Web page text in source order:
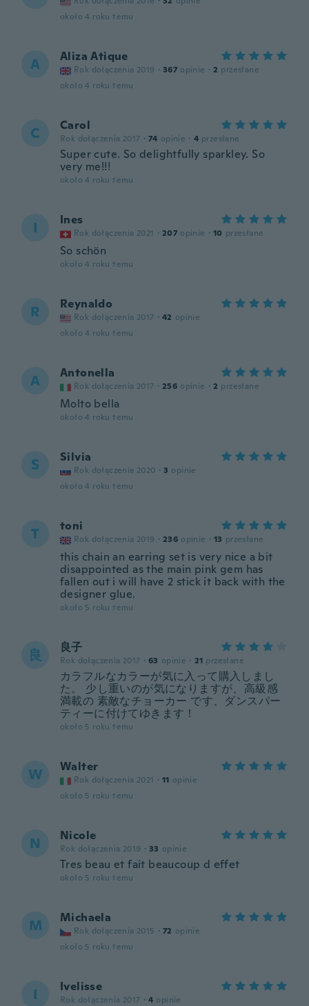
około 4 roku temu
A Aliza Atique
Rok dołączenia 2019 · 367 opinie · 2 przesłane
około 4 roku temu
C Carol
Rok dołączenia 2017 · 74 opinie · 4 przesłane
Super cute. So delightfully sparkley. So
very me!!!
około 4 roku temu
I Ines
Rok dołączenia 2021 · 207 opinie · 10 przesłane
So schön
około 4 roku temu
R Reynaldo
Rok dołączenia 2017 · 42 opinie
około 4 roku temu
A Antonella
Rok dołączenia 2017 · 256 opinie · 2 przesłane
Molto bella
około 4 roku temu
S Silvia
Rok dołączenia 2020 · 3 opinie
około 4 roku temu
T toni
Rok dołączenia 2019 · 236 opinie · 13 przesłane
this chain an earring set is very nice a bit
disappointed as the main pink gem has
fallen out i will have 2 stick it back with the
designer glue.
około 5 roku temu
良 良子
Rok dołączenia 2017 · 63 opinie · 21 przesłane
カラフルなカラーが気に入って購入しまし
た。 少し重いのが気になりますが、高級感
満載の 素敵なチョーカー です、ダンスパー
ティーに付けてゆきます！
około 5 roku temu
W Walter
Rok dołączenia 2021 · 11 opinie
około 5 roku temu
N Nicole
Rok dołączenia 2019 · 33 opinie
Tres beau et fait beaucoup d effet
około 5 roku temu
M Michaela
Rok dołączenia 2015 · 72 opinie
około 5 roku temu
I Ivelisse
Rok dołączenia 2017 · 4 opinie